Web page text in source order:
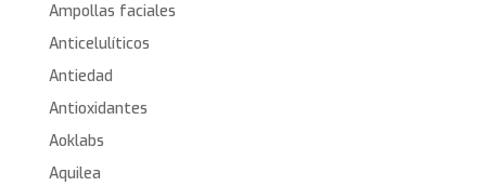
Ampollas faciales
Anticelulíticos
Antiedad
Antioxidantes
Aoklabs
Aquilea